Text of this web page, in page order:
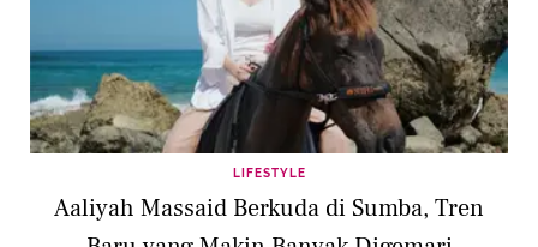
LIFESTYLE
Aaliyah Massaid Berkuda di Sumba, Tren